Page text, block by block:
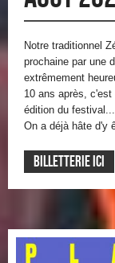
Notre traditionnel
prochaine par une
extrêmement
10 ans après,
édition du festival...
On a déjà hâte d'y
BILLETTERIE ICI